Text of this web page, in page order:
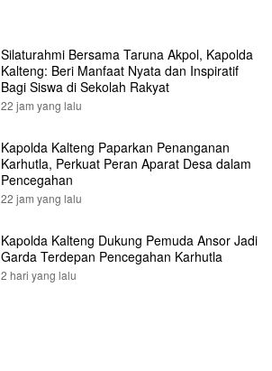
Silaturahmi Bersama Taruna Akpol, Kapolda
Kalteng: Beri Manfaat Nyata dan Inspiratif
Bagi Siswa di Sekolah Rakyat
22 jam yang lalu
Kapolda Kalteng Paparkan Penanganan
Karhutla, Perkuat Peran Aparat Desa dalam
Pencegahan
22 jam yang lalu
Kapolda Kalteng Dukung Pemuda Ansor Jadi
Garda Terdepan Pencegahan Karhutla
2 hari yang lalu